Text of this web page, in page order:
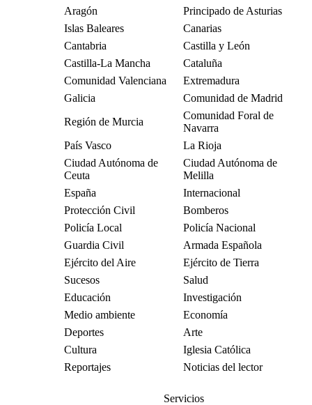
Aragón
Principado de Asturias
Islas Baleares
Canarias
Cantabria
Castilla y León
Castilla-La Mancha
Cataluña
Comunidad Valenciana
Extremadura
Galicia
Comunidad de Madrid
Región de Murcia
Comunidad Foral de
Navarra
País Vasco
La Rioja
Ciudad Autónoma de
Ceuta
Ciudad Autónoma de
Melilla
España
Internacional
Protección Civil
Bomberos
Policía Local
Policía Nacional
Guardia Civil
Armada Española
Ejército del Aire
Ejército de Tierra
Sucesos
Salud
Educación
Investigación
Medio ambiente
Economía
Deportes
Arte
Cultura
Iglesia Católica
Reportajes
Noticias del lector
Servicios